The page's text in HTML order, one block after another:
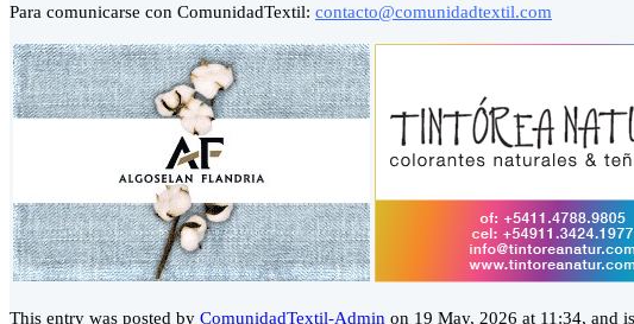
Para comunicarse con ComunidadTextil: contacto@comunidadtextil.com
This entry was posted by ComunidadTextil-Admin on 19 May, 2026 at 11:34, and